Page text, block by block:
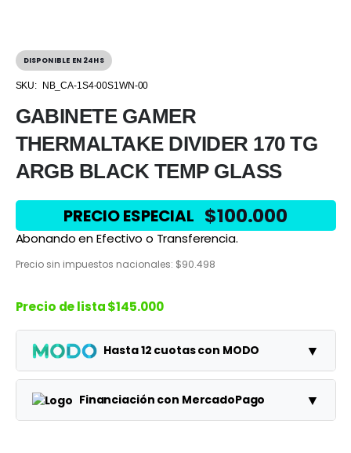
DISPONIBLE EN 24HS
SKU: NB_CA-1S4-00S1WN-00
GABINETE GAMER
THERMALTAKE DIVIDER 170 TG
ARGB BLACK TEMP GLASS
PRECIO ESPECIAL $100.000
Abonando en Efectivo o Transferencia.
Precio sin impuestos nacionales: $90.498
Precio de lista$145.000
Hasta 12 cuotas con MODO ▼
Planes Cuota Total
Financiación con MercadoPago ▼